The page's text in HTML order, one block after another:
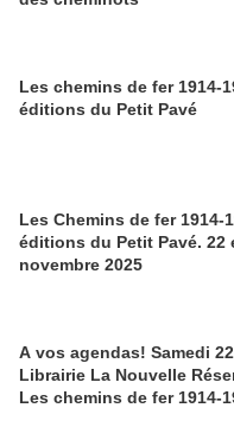
Les chemins de fer 1914-
éditions du Petit Pavé
Les Chemins de fer 1914-
éditions du Petit Pavé. 22 et 23
novembre 2025
A vos agendas! Samedi
Librairie La Nouvelle
Les chemins de fer 1914-